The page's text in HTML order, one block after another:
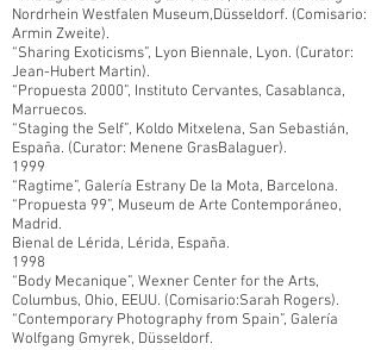
Nordrhein Westfalen Museum,Düsseldorf. (Comisario:
Armin Zweite).
“Sharing Exoticisms”, Lyon Biennale, Lyon. (Curator:
Jean-Hubert Martin).
“Propuesta 2000”, Instituto Cervantes, Casablanca,
Marruecos.
“Staging the Self”, Koldo Mitxelena, San Sebastián,
España. (Curator: Menene GrasBalaguer).
1999
“Ragtime”, Galería Estrany De la Mota, Barcelona.
“Propuesta 99”, Museum de Arte Contemporáneo,
Madrid.
Bienal de Lérida, Lérida, España.
1998
“Body Mecanique”, Wexner Center for the Arts,
Columbus, Ohio, EEUU. (Comisario:Sarah Rogers).
“Contemporary Photography from Spain”, Galería
Wolfgang Gmyrek, Düsseldorf.